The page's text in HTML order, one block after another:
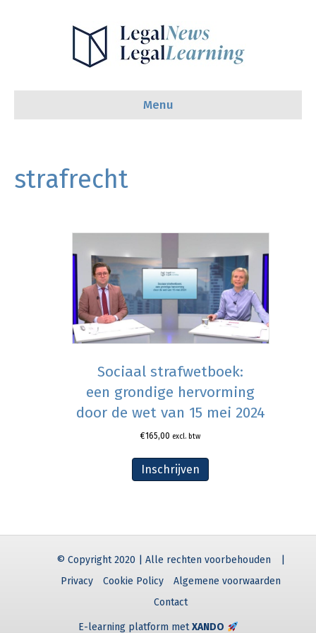
Menu
strafrecht
Sociaal strafwetboek:
een grondige hervorming
door de wet van 15 mei 2024
€165,00 excl. btw
Inschrijven
© Copyright 2020 | Alle rechten voorbehouden
Privacy
Cookie Policy
Algemene voorwaarden
Contact
E-learning platform metXANDO